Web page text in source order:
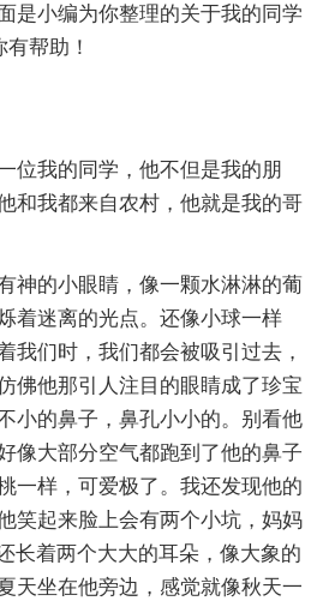
是小编为你整理的关于我的同学
帮助！
位我的同学，他不但是我的朋
和我都来自农村，他就是我的哥
神的小眼睛，像一颗水淋淋的葡
着迷离的光点。还像小球一样
我们时，我们都会被吸引过去，
佛他那引人注目的眼睛成了珍宝
小的鼻子，鼻孔小小的。别看他
像大部分空气都跑到了他的鼻子
一样，可爱极了。我还发现他的
笑起来脸上会有两个小坑，妈妈
长着两个大大的耳朵，像大象的
天坐在他旁边，感觉就像秋天一